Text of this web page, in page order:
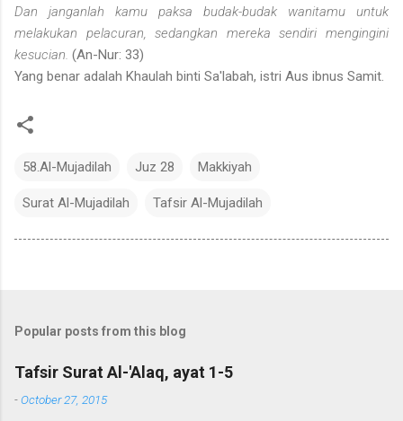
Dan janganlah kamu paksa budak-budak wanitamu untuk
melakukan pelacuran, sedangkan mereka sendiri mengingini
kesucian. (An-Nur: 33)
Yang benar adalah Khaulah binti Sa'labah, istri Aus ibnus Samit.
58.Al-Mujadilah Juz 28 Makkiyah
Surat Al-Mujadilah Tafsir Al-Mujadilah
Popular posts from this blog
Tafsir Surat Al-'Alaq, ayat 1-5
-October 27, 2015